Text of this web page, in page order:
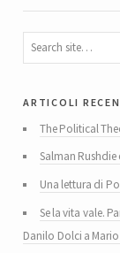
articoli
The Political
Salman
Una lettura di
Se la vita vale.
Danilo Dolci a